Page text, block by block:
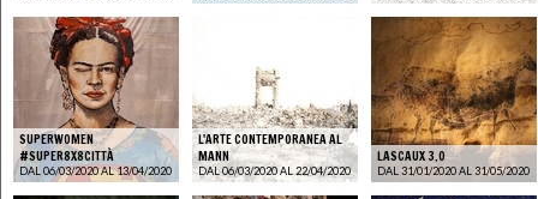
SUPERWOMEN
#SUPER8X8CITTÀ
DAL 06/03/2020 AL 13/04/2020
L'ARTE CONTEMPORANEA AL
MANN
DAL 06/03/2020 AL 22/04/2020
LASCAUX 3.0
DAL 31/01/2020 AL 31/05/2020